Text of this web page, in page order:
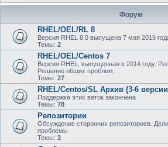
Форум
RHEL/OEL/RL 8
Версия RHEL 8.0 выпущена 7 мая 2019
Темы: 2
RHEL/OEL/Centos 7
Версия RHEL, выпущенная в 2014 году.
Решение общих проблем.
Темы: 27
RHEL/Centos/SL Архив (3-6
Поддержка этих веток закончена
Темы: 78
Репозитории
Обсуждение сторонних репозиториев.
проблемы
Темы: 2